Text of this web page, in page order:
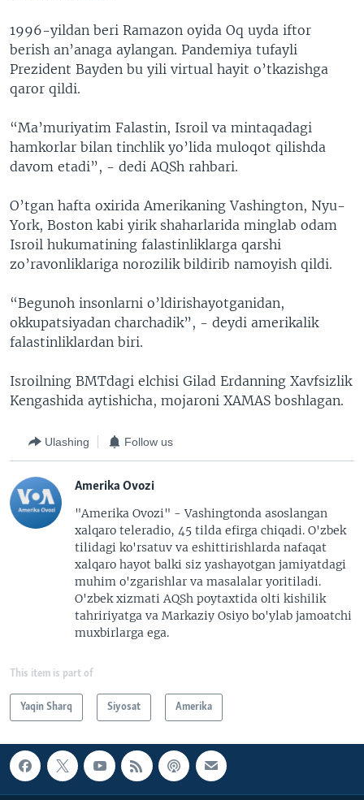
1996-yildan beri Ramazon oyida Oq uyda iftor
berish an’anaga aylangan. Pandemiya tufayli
Prezident Bayden bu yili virtual hayit o’tkazishga
qaror qildi.
“Ma’muriyatim Falastin, Isroil va mintaqadagi
hamkorlar bilan tinchlik yo’lida muloqot qilishda
davom etadi”, - dedi AQSh rahbari.
O’tgan hafta oxirida Amerikaning Vashington, Nyu-
York, Boston kabi yirik shaharlarida minglab odam
Isroil hukumatining falastinliklarga qarshi
zo’ravonliklariga norozilik bildirib namoyish qildi.
“Begunoh insonlarni o’ldirishayotganidan,
okkupatsiyadan charchadik”, - deydi amerikalik
falastinliklardan biri.
Isroilning BMTdagi elchisi Gilad Erdanning Xavfsizlik
Kengashida aytishicha, mojaroni XAMAS boshlagan.
Ulashing Follow us
Amerika Ovozi
"Amerika Ovozi" - Vashingtonda asoslangan
xalqaro teleradio, 45 tilda efirga chiqadi. O'zbek
tilidagi ko'rsatuv va eshittirishlarda nafaqat
xalqaro hayot balki siz yashayotgan jamiyatdagi
muhim o'zgarishlar va masalalar yoritiladi.
O'zbek xizmati AQSh poytaxtida olti kishilik
tahririyatga va Markaziy Osiyo bo'ylab jamoatchi
muxbirlarga ega.
This item is part of
Yaqin Sharq Siyosat Amerika